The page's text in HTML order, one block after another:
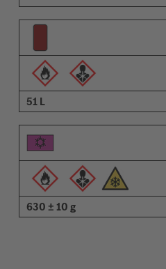
51 L
630 ± 10 g